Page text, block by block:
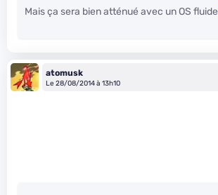
Mais ça sera bien atténué avec un OS fluide
atomusk
Le 28/08/2014 à 13h10